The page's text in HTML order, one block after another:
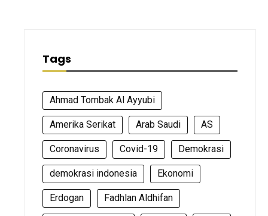
Tags
Ahmad Tombak Al Ayyubi
Amerika Serikat Arab Saudi AS
Coronavirus Covid-19 Demokrasi
demokrasi indonesia Ekonomi
Erdogan Fadhlan Aldhifan